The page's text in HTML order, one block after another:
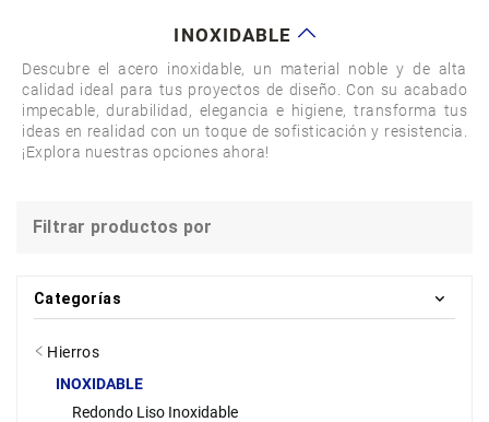
INOXIDABLE
Descubre el acero inoxidable, un material noble y de alta
calidad ideal para tus proyectos de diseño. Con su acabado
impecable, durabilidad, elegancia e higiene, transforma tus
ideas en realidad con un toque de sofisticación y resistencia.
¡Explora nuestras opciones ahora!
Filtrar productos por
Categorías
Hierros
INOXIDABLE
Redondo Liso Inoxidable